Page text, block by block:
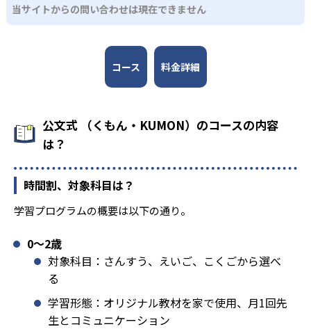
当サイトからの問い合わせは現在できません
コース 料金詳細
公文式 （くもん・KUMON）のコースの内容
は？
時間割、対象科目は？
学習プログラムの概要は以下の通り。
0〜2歳
対象科目：さんすう、えいご、こくごから選べ
る
学習形態：オリジナル教材を家で使用、月1回先
生とコミュニケーション